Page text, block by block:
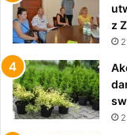
z